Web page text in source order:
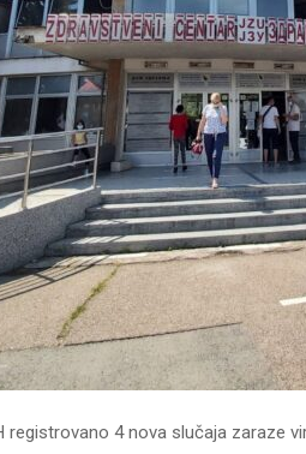
registrovano 4 nova slučaja zaraze